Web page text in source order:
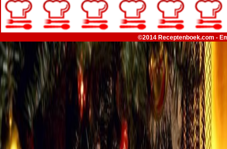
©2014 Receptenboek.com -